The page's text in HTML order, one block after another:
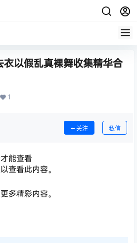
以假乱真裸舞收集精华合
1
关注 私信
能查看
查看此内容。
多精彩内容。